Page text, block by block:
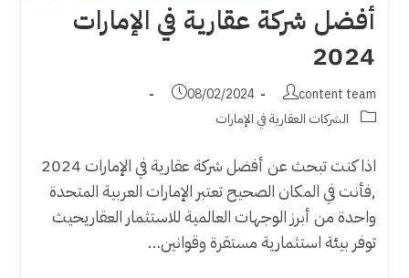
أفضل شركة عقارية في الإمارات
2024
Post
author:
content team
Post
published:
08/02/2024
Post
الشركات العقارية في الإمارات
اذا كنت تبحث عن أفضل شركة عقارية في الإمارات 2024
,فأنت في المكان الصحيح تعتبر الإمارات العربية المتحدة
واحدة من أبرز الوجهات العالمية للاستثمار العقاريحيث
توفر بيئة استثمارية مستقرة وقوانين…